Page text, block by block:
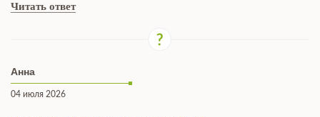
Читать ответ
Анна
04 июля 2026